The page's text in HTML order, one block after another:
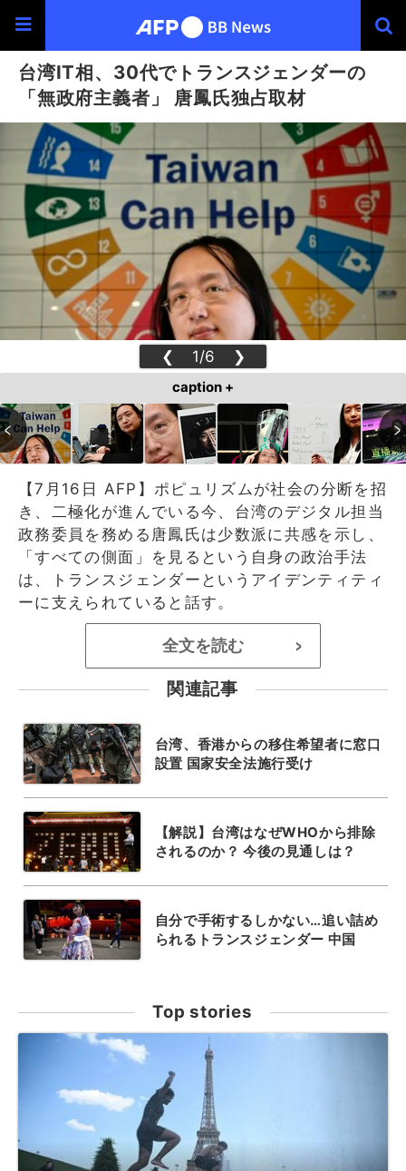
台湾IT相、30代でトランスジェンダーの
「無政府主義者」 唐鳳氏独占取材
❮ 1/6 ❯
caption +
【7月16日 AFP】ポピュリズムが社会の分断を招
き、二極化が進んでいる今、台湾のデジタル担当
政務委員を務める唐鳳氏は少数派に共感を示し、
「すべての側面」を見るという自身の政治手法
は、トランスジェンダーというアイデンティティ
ーに支えられていると話す。
全文を読む >
関連記事
台湾、香港からの移住希望者に窓口
設置 国家安全法施行受け
【解説】台湾はなぜWHOから排除
されるのか？ 今後の見通しは？
自分で手術するしかない…追い詰め
られるトランスジェンダー 中国
Top stories